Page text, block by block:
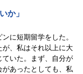
か」
に短期留学をした。
、私はそれ以上に大
いた。まず、自分が
あったとしても、私